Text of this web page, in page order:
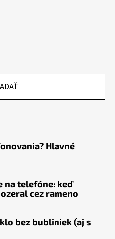
Hlavné
na telefóne: keď
cez rameno
bez bubliniek (aj s